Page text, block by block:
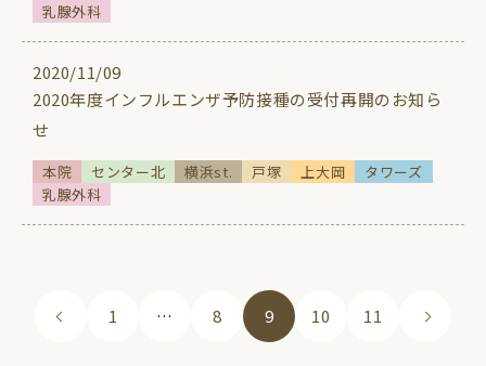
乳腺外科
2020/11/09
2020年度インフルエンザ予防接種の受付再開のお知ら
せ
本院 センター北 横浜st. 戸塚 上大岡
タワーズ
乳腺外科
1 … 8 9 10 11